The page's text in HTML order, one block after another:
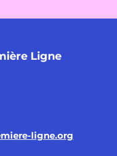
Ligne
ligne.org